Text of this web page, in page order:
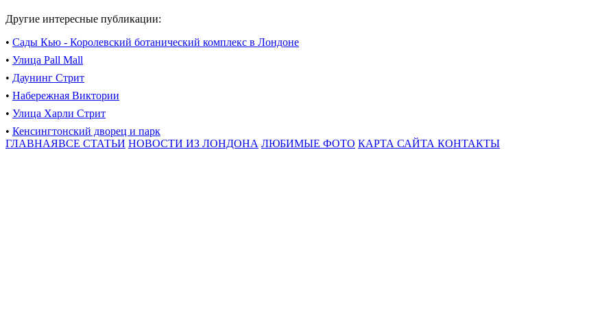
Другие интересные публикации:
• Сады Кью - Королевский ботанический комплекс в Лондоне
• Улица Pall Mall
• Даунинг Стрит
• Набережная Виктории
• Улица Харли Стрит
• Кенсингтонский дворец и парк
ГЛАВНАЯВСЕ СТАТЬИ НОВОСТИ ИЗ ЛОНДОНА ЛЮБИМЫЕ ФОТО КАРТА САЙТА КОНТАКТЫ